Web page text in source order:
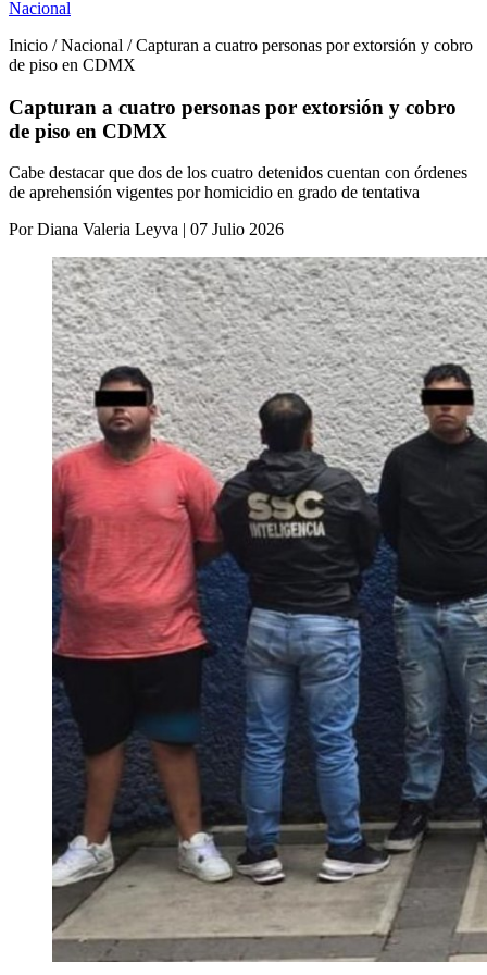
Nacional
Inicio / Nacional / Capturan a cuatro personas por extorsión y cobro
de piso en CDMX
Capturan a cuatro personas por extorsión y cobro
de piso en CDMX
Cabe destacar que dos de los cuatro detenidos cuentan con órdenes
de aprehensión vigentes por homicidio en grado de tentativa
Por Diana Valeria Leyva | 07 Julio 2026